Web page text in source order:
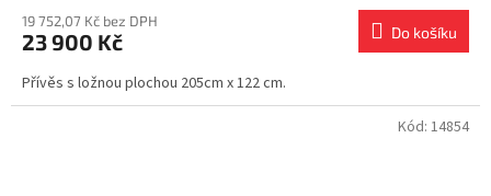
19 752,07 Kč bez DPH
23 900 Kč Do košíku
Přívěs s ložnou plochou 205cm x 122 cm.
Kód: 14854